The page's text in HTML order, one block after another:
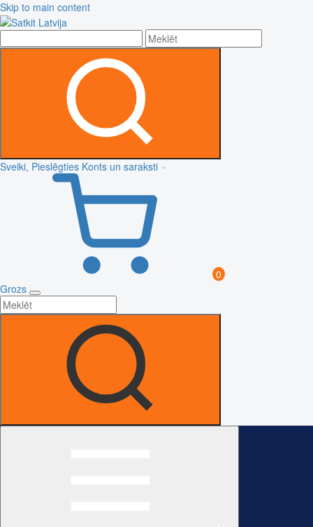
Skip to main content
Sveiki, Pieslēgties Konts un saraksti
0
Grozs